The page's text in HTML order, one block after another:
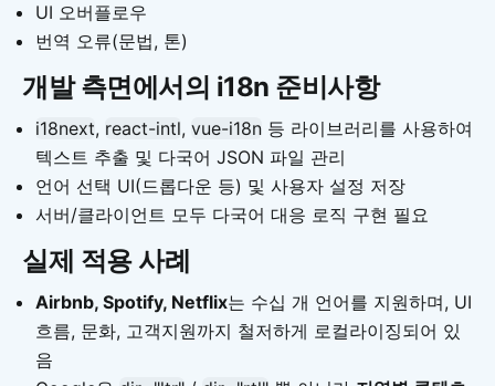
UI 오버플로우
번역 오류(문법, 톤)
개발 측면에서의 i18n 준비사항
i18next, react-intl, vue-i18n 등 라이브러리를 사용하여
텍스트 추출 및 다국어 JSON 파일 관리
언어 선택 UI(드롭다운 등) 및 사용자 설정 저장
서버/클라이언트 모두 다국어 대응 로직 구현 필요
실제 적용 사례
Airbnb, Spotify, Netflix는 수십 개 언어를 지원하며, UI
흐름, 문화, 고객지원까지 철저하게 로컬라이징되어 있
음